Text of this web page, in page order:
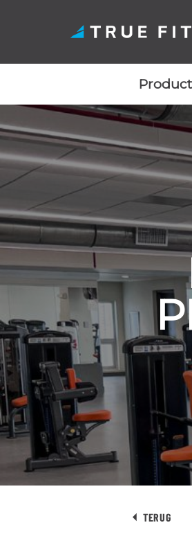
Overslaan
naar
inhoud
TERUG